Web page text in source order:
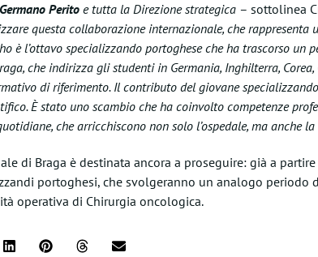
Germano Peritoe tutta la Direzione strategica – sottolinea
questa collaborazione internazionale, che rappresenta
è l’ottavo specializzando portoghese che ha trascorso un
che indirizza gli studenti in Germania, Inghilterra,
di riferimento. Il contributo del giovane
È stato uno scambio che ha coinvolto competenze
che arricchiscono non solo l’ospedale, ma anche
di Braga è destinata ancora a proseguire: già a
portoghesi, che svolgeranno un analogo periodo
operativa di Chirurgia oncologica.